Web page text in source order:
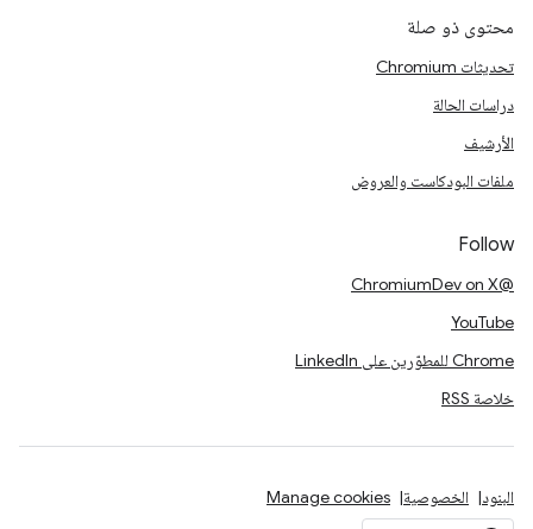
محتوى ذو صلة
تحديثات Chromium
دراسات الحالة
الأرشيف
ملفات البودكاست والعروض
Follow
@ChromiumDev on X
YouTube
Chrome للمطوّرين على LinkedIn
خلاصة RSS
البنود الخصوصية Manage cookies